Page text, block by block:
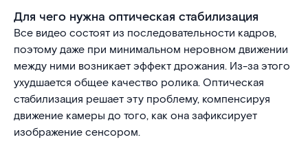
Для чего нужна оптическая стабилизация
Все видео состоят из последовательности кадров,
поэтому даже при минимальном неровном движении
между ними возникает эффект дрожания. Из-за этого
ухудшается общее качество ролика. Оптическая
стабилизация решает эту проблему, компенсируя
движение камеры до того, как она зафиксирует
изображение сенсором.